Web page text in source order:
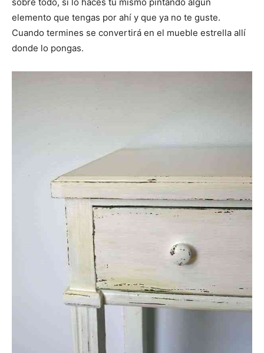
i
r
e
n
e
r
)
i
r
e
n
k i
r
e
n
s
t
i
r
e
n n
elemento que tengas por ahí y que ya no te guste.
Cuando termines se convertirá en el mueble estrella allí
donde lo pongas.